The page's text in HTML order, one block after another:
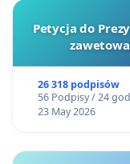
Petycja do
26 318 podpisów
56 Podpisy / 24
23 May 2026